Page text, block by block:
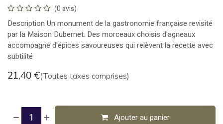
(0 avis)
Description Un monument de la gastronomie française revisité
par la Maison Dubernet. Des morceaux choisis d'agneaux
accompagné d'épices savoureuses qui relèvent la recette avec
subtilité
21,40 €(Toutes taxes comprises)
Ajouter au panier